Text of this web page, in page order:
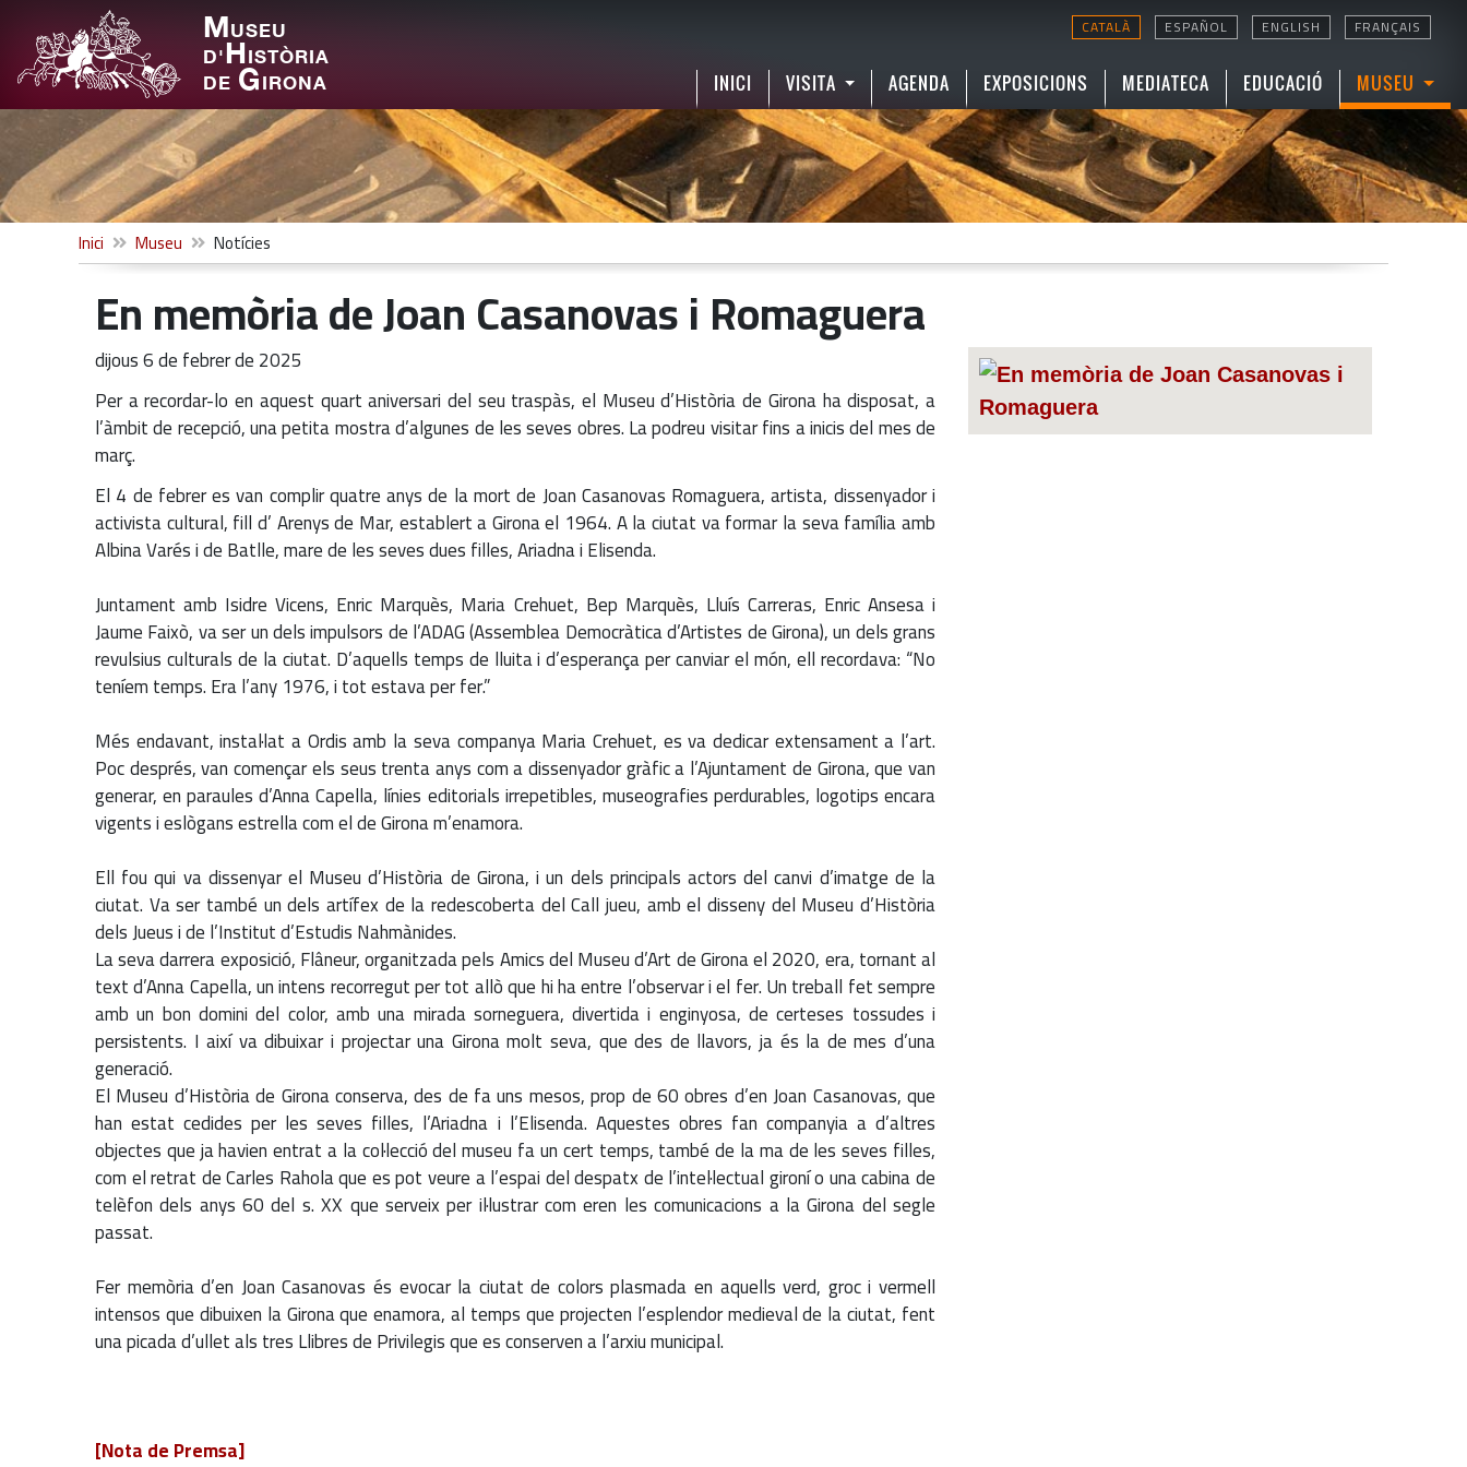
CATALÀ ESPAÑOL ENGLISH FRANÇAIS
MUSEU
D'HISTÒRIA
DE GIRONA INICI VISITA AGENDA EXPOSICIONS MEDIATECA EDUCACIÓ MUSEU
Inici Museu Notícies
En memòria de Joan Casanovas i Romaguera
dijous 6 de febrer de 2025
Per a recordar-lo en aquest quart aniversari del seu traspàs, el Museu d’Història de Girona ha disposat, a
l’àmbit de recepció, una petita mostra d’algunes de les seves obres. La podreu visitar fins a inicis del mes de
març.
El 4 de febrer es van complir quatre anys de la mort de Joan Casanovas Romaguera, artista, dissenyador i
activista cultural, fill d’ Arenys de Mar, establert a Girona el 1964. A la ciutat va formar la seva família amb
Albina Varés i de Batlle, mare de les seves dues filles, Ariadna i Elisenda.
Juntament amb Isidre Vicens, Enric Marquès, Maria Crehuet, Bep Marquès, Lluís Carreras, Enric Ansesa i
Jaume Faixò, va ser un dels impulsors de l’ADAG (Assemblea Democràtica d’Artistes de Girona), un dels grans
revulsius culturals de la ciutat. D’aquells temps de lluita i d’esperança per canviar el món, ell recordava: “No
teníem temps. Era l’any 1976, i tot estava per fer.”
Més endavant, instal·lat a Ordis amb la seva companya Maria Crehuet, es va dedicar extensament a l’art.
Poc després, van començar els seus trenta anys com a dissenyador gràfic a l’Ajuntament de Girona, que van
generar, en paraules d’Anna Capella, línies editorials irrepetibles, museografies perdurables, logotips encara
vigents i eslògans estrella com el de Girona m’enamora.
Ell fou qui va dissenyar el Museu d’Història de Girona, i un dels principals actors del canvi d’imatge de la
ciutat. Va ser també un dels artífex de la redescoberta del Call jueu, amb el disseny del Museu d’Història
dels Jueus i de l’Institut d’Estudis Nahmànides.
La seva darrera exposició, Flâneur, organitzada pels Amics del Museu d’Art de Girona el 2020, era, tornant al
text d’Anna Capella, un intens recorregut per tot allò que hi ha entre l’observar i el fer. Un treball fet sempre
amb un bon domini del color, amb una mirada sorneguera, divertida i enginyosa, de certeses tossudes i
persistents. I així va dibuixar i projectar una Girona molt seva, que des de llavors, ja és la de mes d’una
generació.
El Museu d’Història de Girona conserva, des de fa uns mesos, prop de 60 obres d’en Joan Casanovas, que
han estat cedides per les seves filles, l’Ariadna i l’Elisenda. Aquestes obres fan companyia a d’altres
objectes que ja havien entrat a la col·lecció del museu fa un cert temps, també de la ma de les seves filles,
com el retrat de Carles Rahola que es pot veure a l’espai del despatx de l’intel·lectual gironí o una cabina de
telèfon dels anys 60 del s. XX que serveix per il·lustrar com eren les comunicacions a la Girona del segle
passat.
Fer memòria d’en Joan Casanovas és evocar la ciutat de colors plasmada en aquells verd, groc i vermell
intensos que dibuixen la Girona que enamora, al temps que projecten l’esplendor medieval de la ciutat, fent
una picada d’ullet als tres Llibres de Privilegis que es conserven a l’arxiu municipal.
[Nota de Premsa]